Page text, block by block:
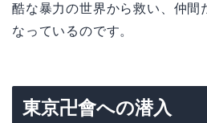
酷な暴力の世界から救い、仲間
なっているのです。
東京卍會への潜入